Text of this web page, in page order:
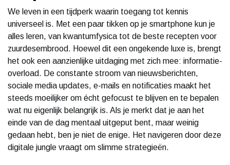
We leven in een tijdperk waarin toegang tot kennis
universeel is. Met een paar tikken op je smartphone kun je
alles leren, van kwantumfysica tot de beste recepten voor
zuurdesembrood. Hoewel dit een ongekende luxe is, brengt
het ook een aanzienlijke uitdaging met zich mee: informatie-
overload. De constante stroom van nieuwsberichten,
sociale media updates, e-mails en notificaties maakt het
steeds moeilijker om écht gefocust te blijven en te bepalen
wat nu eigenlijk belangrijk is. Als je merkt dat je aan het
einde van de dag mentaal uitgeput bent, maar weinig
gedaan hebt, ben je niet de enige. Het navigeren door deze
digitale jungle vraagt om slimme strategieën.